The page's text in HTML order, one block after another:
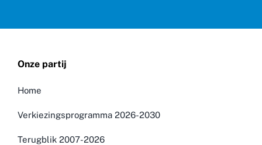
Onze partij
Home
Verkiezingsprogramma 2026-2030
Terugblik 2007-2026